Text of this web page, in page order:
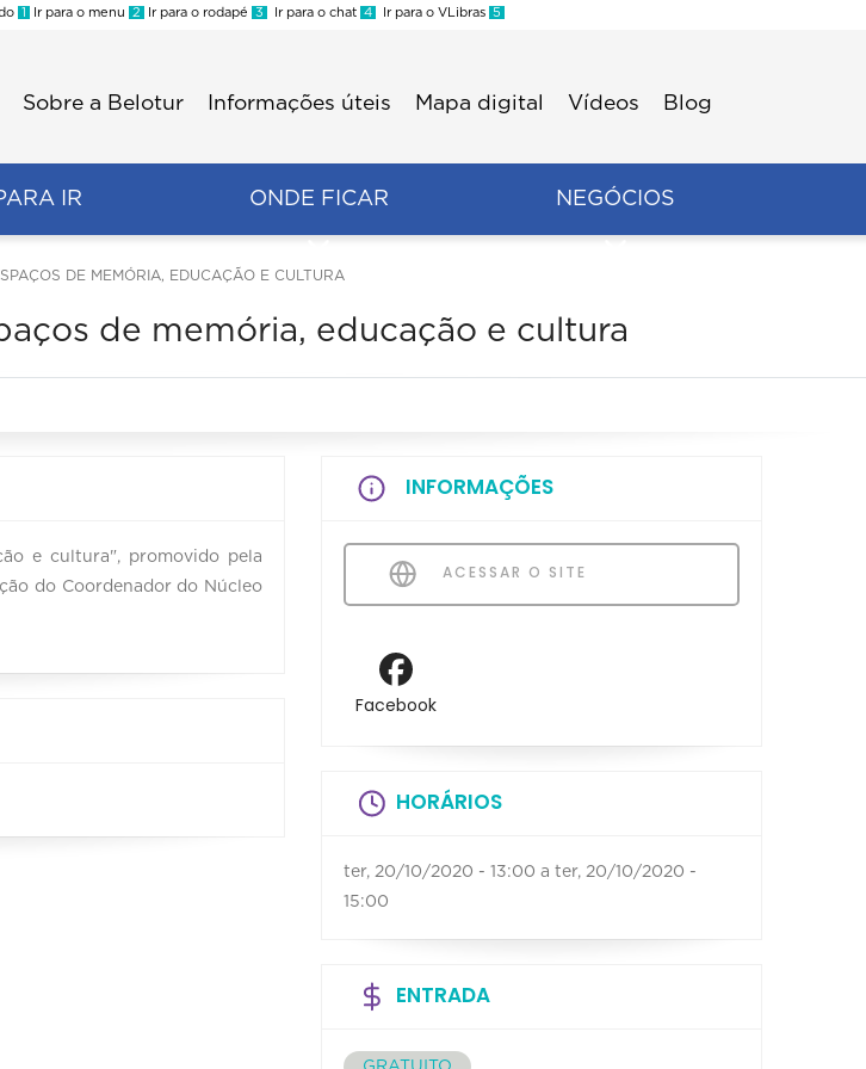
1 Ir para o menu 2 Ir para o rodapé 3 Ir para o chat 4 Ir para o VLibras 5
Sobre a Belotur Informações úteis Mapa digital Vídeos Blog
IR ONDE FICAR NEGÓCIOS
DE MEMÓRIA, EDUCAÇÃO E CULTURA
de memória, educação e cultura
e cultura", promovido pela
do Coordenador do Núcleo
INFORMAÇÕES
ACESSAR O SITE
Facebook
HORÁRIOS
ter, 20/10/2020 - 13:00 a ter, 20/10/2020 -
15:00
ENTRADA